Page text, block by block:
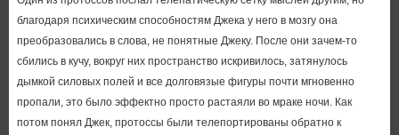
благодаря психическим способностям Джека у него в мозгу она
преобразовались в слова, не понятные Джеку. После они зачем-то
сбились в кучу, вокруг них пространство искривилось, затянулось
дымкой силовых полей и все долговязые фигуры почти мгновенно
пропали, это было эффектно просто растаяли во мраке ночи. Как
потом понял Джек, протоссы были телепортированы обратно к